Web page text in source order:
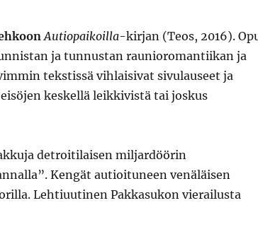
n Autiopaikoilla-kirjan (Teos, 2016).
ja tunnustan raunioromantiikan ja
tekstissä vihlaisivat sivulauseet ja
keskellä leikkivistä tai joskus
detroitilaisen miljardöörin
Kengät autioituneen venäläisen
Lehtiuutinen Pakkasukon vierailusta